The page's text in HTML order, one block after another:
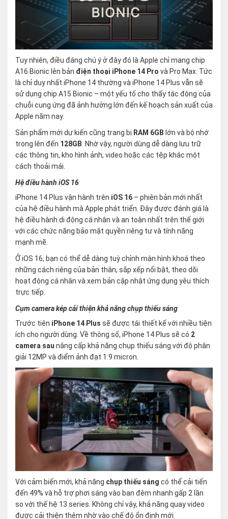
Tuy nhiên, điều đáng chú ý ở đây đó là Apple chỉ mang chip
A16 Bionic lên bản điện thoại iPhone 14 Pro và Pro Max. Tức
là chỉ duy nhất iPhone 14 thường và iPhone 14 Plus vẫn sẽ
sử dụng chip A15 Bionic – một yếu tố cho thấy tác động của
chuỗi cung ứng đã ảnh hưởng lớn đến kế hoạch sản xuất của
Apple năm nay.
Sản phẩm mới dự kiến cũng trang bị RAM 6GB lớn và bộ nhớ
trong lên đến 128GB . Nhờ vậy, người dùng dễ dàng lưu trữ
các thông tin, kho hình ảnh, video hoặc các tệp khác một
cách thoải mái.
Hệ điều hành iOS 16
iPhone 14 Plus vận hành trên iOS 16 – phiên bản mới nhất
của hệ điều hành mà Apple phát triển. Đây được đánh giá là
hệ điều hành di động cá nhân và an toàn nhất trên thế giới
với các chức năng bảo mật quyền riêng tư và tính năng
mạnh mẽ.
Ở iOS 16, bạn có thể dễ dàng tuỳ chỉnh màn hình khoá theo
những cách riêng của bản thân, sắp xếp nổi bật, theo dõi
hoạt động cá nhân và xem bản cập nhật ứng dụng yêu thích
trực tiếp.
Cụm camera kép cải thiện khả năng chụp thiếu sáng
Trước tiên iPhone 14 Plus sẽ được tái thiết kế với nhiều tiện
ích cho người dùng. Về thông số, iPhone 14 Plus sẽ có 2
camera sau nâng cấp khả năng chụp thiếu sáng với độ phân
giải 12MP và điểm ảnh đạt 1.9 micron.
Với cảm biến mới, khả năng chụp thiếu sáng có thể cải tiến
đến 49% và hỗ trợ phơi sáng vào ban đêm nhanh gấp 2 lần
so với thế hệ 13 series. Không chỉ vậy, khả năng quay video
được cải thiện thêm nhờ vào chế độ ổn định mới.